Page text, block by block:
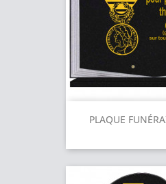
PLAQUE